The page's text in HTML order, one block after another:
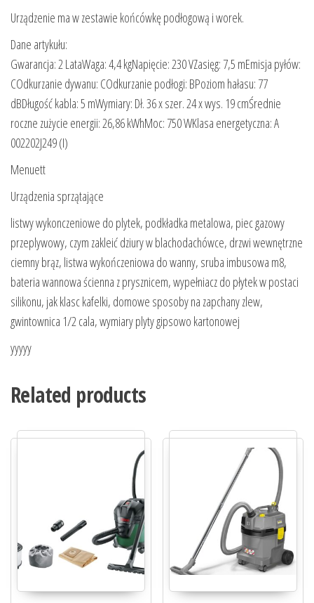
Urządzenie ma w zestawie końcówkę podłogową i worek.
Dane artykułu:
Gwarancja: 2 LataWaga: 4,4 kgNapięcie: 230 VZasięg: 7,5 mEmisja pyłów:
COdkurzanie dywanu: COdkurzanie podłogi: BPoziom hałasu: 77
dBDługość kabla: 5 mWymiary: Dł. 36 x szer. 24 x wys. 19 cmŚrednie
roczne zużycie energii: 26,86 kWhMoc: 750 WKlasa energetyczna: A
002202J249 (I)
Menuett
Urządzenia sprzątające
listwy wykonczeniowe do plytek, podkładka metalowa, piec gazowy
przeplywowy, czym zakleić dziury w blachodachówce, drzwi wewnętrzne
ciemny brąz, listwa wykończeniowa do wanny, sruba imbusowa m8,
bateria wannowa ścienna z prysznicem, wypełniacz do płytek w postaci
silikonu, jak klasc kafelki, domowe sposoby na zapchany zlew,
gwintownica 1/2 cala, wymiary plyty gipsowo kartonowej
yyyyy
Related products